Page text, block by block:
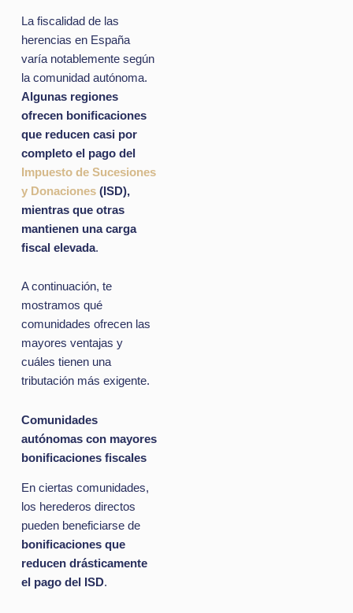
La fiscalidad de las
herencias en España
varía notablemente según
la comunidad autónoma.
Algunas regiones
ofrecen bonificaciones
que reducen casi por
completo el pago del
Impuesto de Sucesiones
y Donaciones(ISD),
mientras que otras
mantienen una carga
fiscal elevada.
A continuación, te
mostramos qué
comunidades ofrecen las
mayores ventajas y
cuáles tienen una
tributación más exigente.
Comunidades
autónomas con mayores
bonificaciones fiscales
En ciertas comunidades,
los herederos directos
pueden beneficiarse de
bonificaciones que
reducen drásticamente
el pago del ISD.